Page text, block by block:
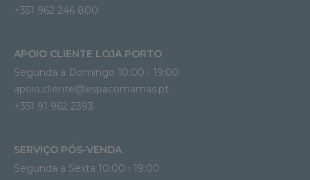
+351 962 246 800
APOIO CLIENTE LOJA PORTO
Segunda a Domingo 10:00 › 19:00
apoio.cliente@espacomamas.pt
+351 91 962 2393
SERVIÇO PÓS-VENDA
Segunda a Sexta 10:00 › 19:00